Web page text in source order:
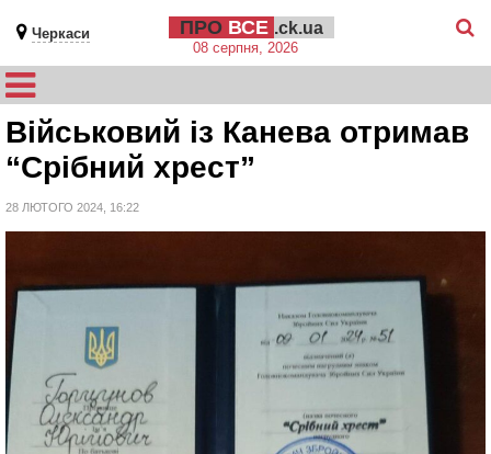
Черкаси ПРО ВСЕ .ck.ua
08 серпня, 2026
Військовий із Канева отримав
“Срібний хрест”
28 ЛЮТОГО 2024, 16:22